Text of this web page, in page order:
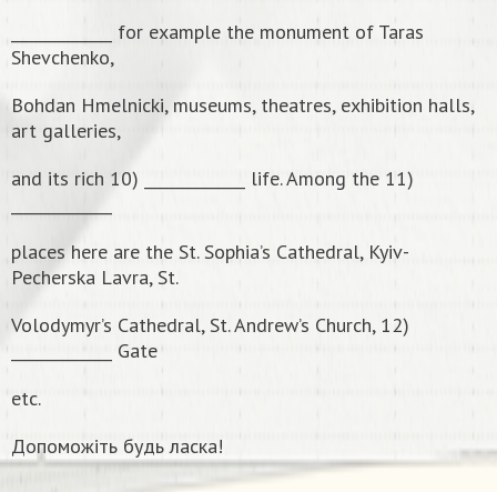
_____________ for example the monument of Taras
Shevchenko,
Bohdan Hmelnicki, museums, theatres, exhibition halls,
art galleries,
and its rich 10) _____________ life. Among the 11)
places here are the St. Sophia’s Cathedral, Kyiv-
Pecherska Lavra, St.
Volodymyr’s Cathedral, St. Andrew’s Church, 12)
_____________ Gate
etc.
Допоможіть будь ласка!